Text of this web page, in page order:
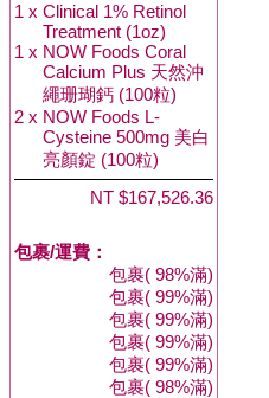
1 x Clinical 1% Retinol
Treatment (1oz)
1 x NOW Foods Coral
Calcium Plus 天然沖
繩珊瑚鈣 (100粒)
2 x NOW Foods L-
Cysteine 500mg 美白
亮顏錠 (100粒)
NT $167,526.36
包裹/運費：
包裹( 98%滿)
包裹( 99%滿)
包裹( 99%滿)
包裹( 99%滿)
包裹( 99%滿)
包裹( 98%滿)